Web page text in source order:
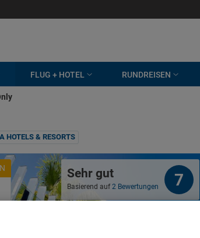
FLUG + HOTEL RUNDREISEN
HOTELS & RESORTS
Sehr gut
Basierend auf2 Bewertungen 7